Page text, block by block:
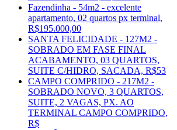
Fazendinha - 54m2 - excelente
apartamento, 02 quartos px terminal,
R$195.000,00
SANTA FELICIDADE - 127M2 -
SOBRADO EM FASE FINAL
ACABAMENTO, 03 QUARTOS,
SUITE C/HIDRO, SACADA, R$53
CAMPO COMPRIDO - 217M2 -
SOBRADO NOVO, 3 QUARTOS,
SUITE, 2 VAGAS, PX. AO
TERMINAL CAMPO COMPRIDO,
R$